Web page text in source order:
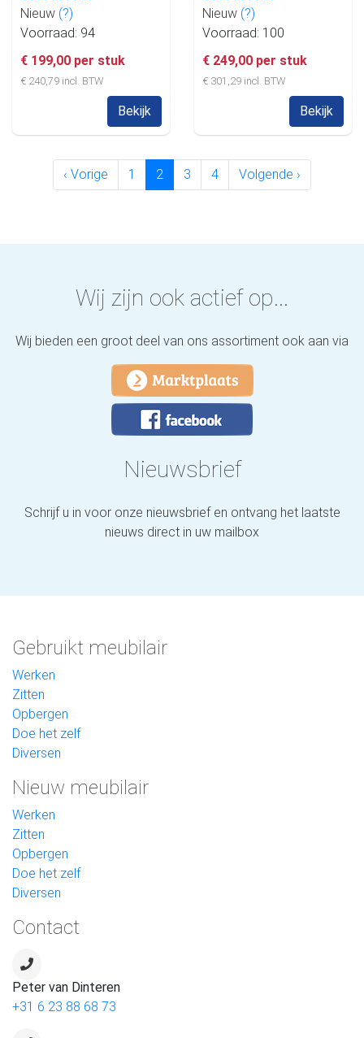
Nieuw (?)
Voorraad: 94
€ 199,00 per stuk
€ 240,79 incl. BTW
Bekijk
Nieuw (?)
Voorraad: 100
€ 249,00 per stuk
€ 301,29 incl. BTW
Bekijk
‹ Vorige 1 2 3 4 Volgende ›
Wij zijn ook actief op...
Wij bieden een groot deel van ons assortiment ook aan via
Nieuwsbrief
Schrijf u in voor onze nieuwsbrief en ontvang het laatste
nieuws direct in uw mailbox
Gebruikt meubilair
Werken
Zitten
Opbergen
Doe het zelf
Diversen
Nieuw meubilair
Werken
Zitten
Opbergen
Doe het zelf
Diversen
Contact
Peter van Dinteren
+31 6 23 88 68 73